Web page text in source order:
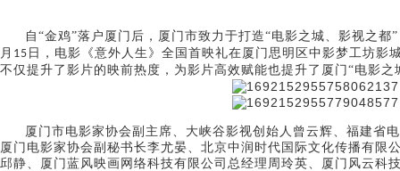
自 “金鸡”落户厦门后，厦门市致力于打造“电影之城、影视之
月 15 日，电影《意外人生》全国首映礼在厦门思明区中影梦工坊影
不仅提升了影片的映前热度，为影片高效赋能也提升了厦门“电影之
厦门市电影家协会副主席、大峡谷影视创始人曾云辉、福建省
厦门电影家协会副秘书长李尤晏、 北京中润时代国际文化传播有限
邱静、厦门蓝风映画网络科技有限公司总经理周玲英、厦门风云科